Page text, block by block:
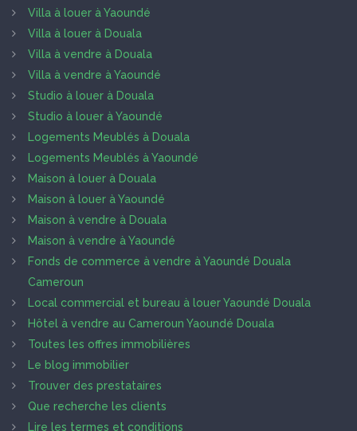
Villa à louer à Yaoundé
Villa à louer à Douala
Villa à vendre à Douala
Villa à vendre à Yaoundé
Studio à louer à Douala
Studio à louer à Yaoundé
Logements Meublés à Douala
Logements Meublés à Yaoundé
Maison à louer à Douala
Maison à louer à Yaoundé
Maison à vendre à Douala
Maison à vendre à Yaoundé
Fonds de commerce à vendre à Yaoundé Douala
Cameroun
Local commercial et bureau à louer Yaoundé Douala
Hôtel à vendre au Cameroun Yaoundé Douala
Toutes les offres immobilières
Le blog immobilier
Trouver des prestataires
Que recherche les clients
Lire les termes et conditions